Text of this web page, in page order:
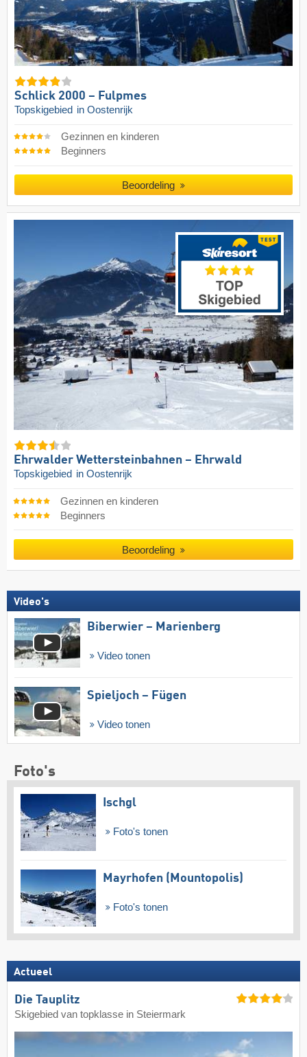
Schlick 2000 – Fulpmes
Topskigebied in Oostenrijk
Gezinnen en kinderen
Beginners
Beoordeling
Ehrwalder Wettersteinbahnen – Ehrwald
Topskigebied in Oostenrijk
Gezinnen en kinderen
Beginners
Beoordeling
Video's
Biberwier – Marienberg
Video tonen
Spieljoch – Fügen
Video tonen
Foto's
Ischgl
Foto's tonen
Mayrhofen (Mountopolis)
Foto's tonen
Actueel
Die Tauplitz
Skigebied van topklasse in Steiermark